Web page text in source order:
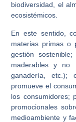
biodiversidad, el
ecosistémicos.
En este sentido,
materias primas o
gestión
maderables y no
ganadería, etc.);
promueve el
los consumidores;
promocionales
medioambiente y